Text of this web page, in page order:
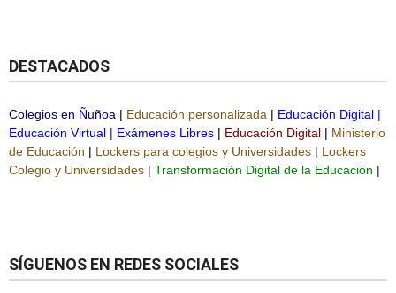
DESTACADOS
Colegios en Ñuñoa | Educación personalizada | Educación Digital |
Educación Virtual | Exámenes Libres | Educación Digital | Ministerio
de Educación | Lockers para colegios y Universidades | Lockers
Colegio y Universidades | Transformación Digital de la Educación |
SÍGUENOS EN REDES SOCIALES